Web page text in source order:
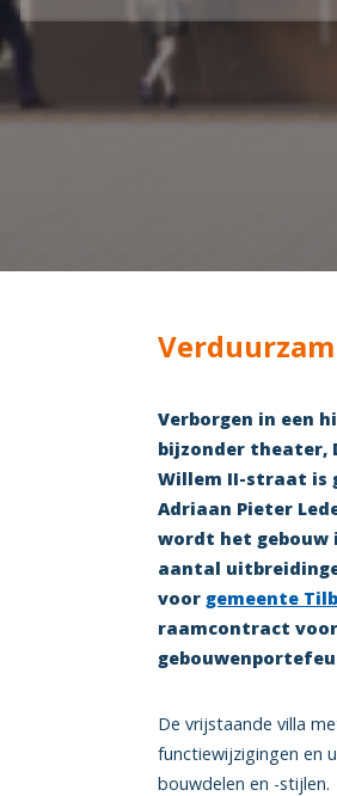
Verborgen in een
bijzonder theater,
Willem II-straat is
Adriaan Pieter
wordt het gebouw
aantal
voor gemeente
raamcontract
De vrijstaande villa
functiewijzigingen en
bouwdelen en -stijlen.